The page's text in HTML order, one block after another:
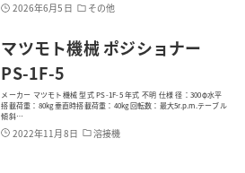
2026年6月5日 その他
マツモト機械 ポジショナー
PS-1F-5
メーカー マツモト機械 型式 PS-1F-5 年式 不明 仕様 径：300φ水平
搭載荷重：80kg垂直時搭載荷重：40kg回転数：最大5r.p.m.テーブル
傾斜…
2022年11月8日 溶接機